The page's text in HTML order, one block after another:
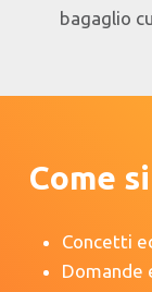
bagaglio
Come
Concetti
Domande